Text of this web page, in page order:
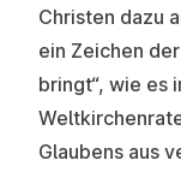
Christen dazu
ein Zeichen
bringt“, wie es
Glaubens aus